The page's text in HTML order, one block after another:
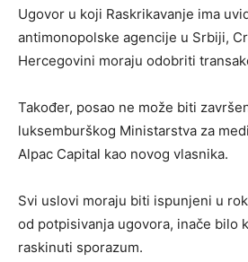
Ugovor u koji Raskrikavanje ima
antimonopolske agencije u Srbiji,
Hercegovini moraju odobriti
Također, posao ne može biti
luksemburškog Ministarstva za
Alpac Capital kao novog vlasnika.
Svi uslovi moraju biti ispunjeni u
od potpisivanja ugovora, inače bilo
raskinuti sporazum.